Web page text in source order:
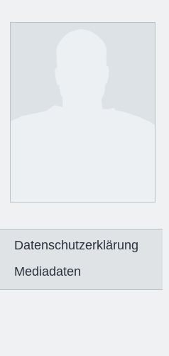
Datenschutzerklärung
Mediadaten